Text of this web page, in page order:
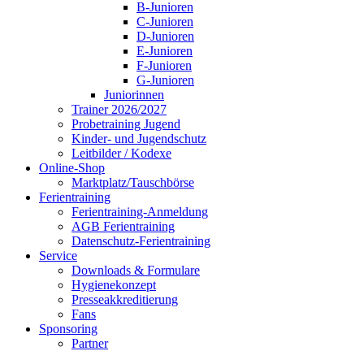
B-Junioren
C-Junioren
D-Junioren
E-Junioren
F-Junioren
G-Junioren
Juniorinnen
Trainer 2026/2027
Probetraining Jugend
Kinder- und Jugendschutz
Leitbilder / Kodexe
Online-Shop
Marktplatz/Tauschbörse
Ferientraining
Ferientraining-Anmeldung
AGB Ferientraining
Datenschutz-Ferientraining
Service
Downloads & Formulare
Hygienekonzept
Presseakkreditierung
Fans
Sponsoring
Partner